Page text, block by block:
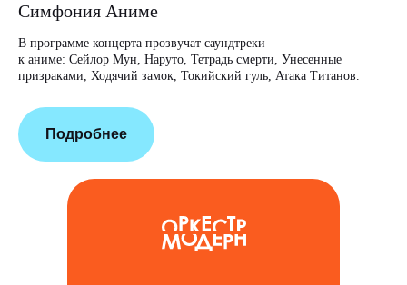
Симфония Аниме
В программе концерта прозвучат саундтреки
к аниме: Сейлор Мун, Наруто, Тетрадь смерти, Унесенные
призраками, Ходячий замок, Токийский гуль, Атака Титанов.
Подробнее